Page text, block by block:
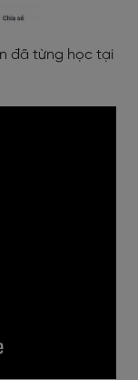
đã từng học tại